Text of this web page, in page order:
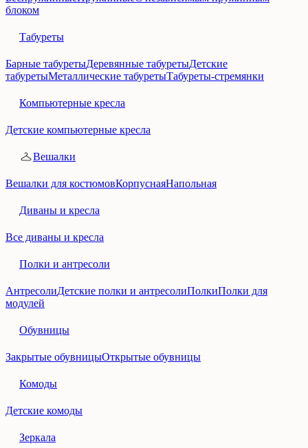
блоком
Табуреты
Барные табуретыДеревянные табуретыДетские
табуретыМеталлические табуретыТабуреты-стремянки
Компьютерные кресла
Детские компьютерные кресла
Вешалки
Вешалки для костюмовКорпуснаяНапольная
Диваны и кресла
Все диваны и кресла
Полки и антресоли
АнтресолиДетские полки и антресолиПолкиПолки для
модулей
Обувницы
Закрытые обувницыОткрытые обувницы
Комоды
Детские комоды
Зеркала